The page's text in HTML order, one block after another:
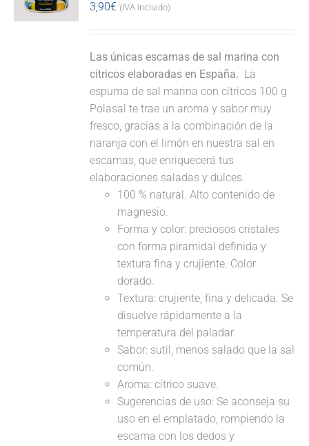
3,90€ (IVA incluido)
Las únicas escamas de sal marina con
cítricos elaboradas en España. La
espuma de sal marina con cítricos 100 g
Polasal te trae un aroma y sabor muy
fresco, gracias a la combinación de la
naranja con el limón en nuestra sal en
escamas, que enriquecerá tus
elaboraciones saladas y dulces.
100 % natural. Alto contenido de
magnesio.
Forma y color: preciosos cristales
con forma piramidal definida y
textura fina y crujiente. Color
dorado.
Textura: crujiente, fina y delicada. Se
disuelve rápidamente a la
temperatura del paladar.
Sabor: sutil, menos salado que la sal
común.
Aroma: cítrico suave.
Sugerencias de uso: Se aconseja su
uso en el emplatado, rompiendo la
escama con los dedos y